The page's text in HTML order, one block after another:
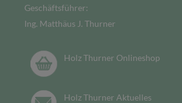
Geschäftsführer:
Ing. Matthäus J. Thurner
Holz Thurner Onlineshop
Holz Thurner Aktuelles